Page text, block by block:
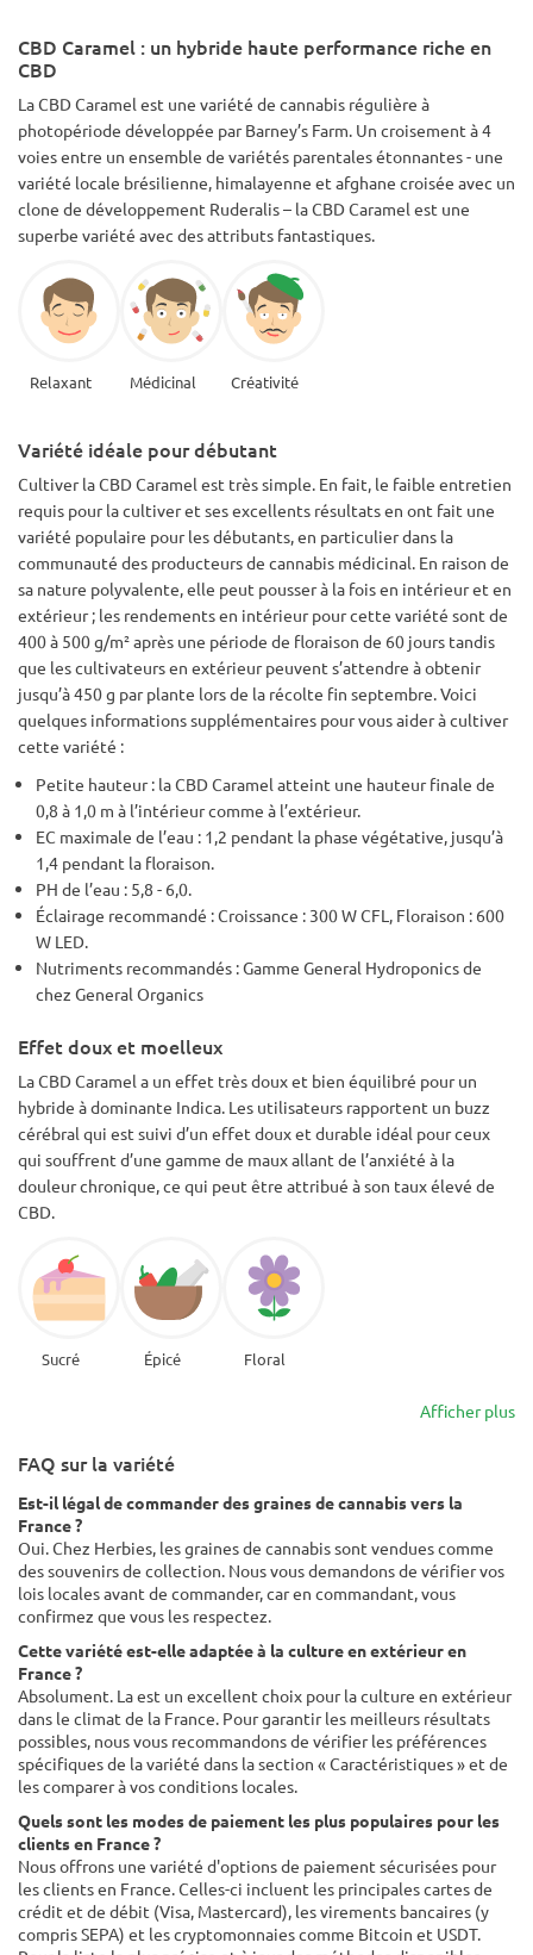
un peu de piquant/de terre. J'ai eu 45,54 oz de bourgeon
humide qui s'est transformé en 5,79 oz de fleur sèche.
motivante que Blue Shark, mais pas aussi sédative que
Critical Cure. Vous vous sentez détendu et réconforté dans
votre corps, cela a éliminé mon SJSR. Vous êtes aussi
contemplatif et nostalgique. Idéal pour la méditation. Je me
suis retrouvé à aspirer à un bain à remous pour m'asseoir et
contempler les étoiles, ou un bain chaud et un bon livre.
CBD Caramel : un hybride haute performance riche en
CBD
La CBD Caramel est une variété de cannabis régulière à
photopériode développée par Barney’s Farm. Un croisement à 4
voies entre un ensemble de variétés parentales étonnantes - une
variété locale brésilienne, himalayenne et afghane croisée avec un
clone de développement Ruderalis – la CBD Caramel est une
superbe variété avec des attributs fantastiques.
Relaxant Médicinal Créativité
Variété idéale pour débutant
Cultiver la CBD Caramel est très simple. En fait, le faible entretien
requis pour la cultiver et ses excellents résultats en ont fait une
variété populaire pour les débutants, en particulier dans la
communauté des producteurs de cannabis médicinal. En raison de
sa nature polyvalente, elle peut pousser à la fois en intérieur et en
extérieur ; les rendements en intérieur pour cette variété sont de
400 à 500 g/m² après une période de floraison de 60 jours tandis
que les cultivateurs en extérieur peuvent s’attendre à obtenir
jusqu’à 450 g par plante lors de la récolte fin septembre. Voici
quelques informations supplémentaires pour vous aider à cultiver
cette variété :
Petite hauteur : la CBD Caramel atteint une hauteur finale de
0,8 à 1,0 m à l’intérieur comme à l’extérieur.
EC maximale de l’eau : 1,2 pendant la phase végétative, jusqu’à
1,4 pendant la floraison.
PH de l’eau : 5,8 - 6,0.
Éclairage recommandé : Croissance : 300 W CFL, Floraison : 600
W LED.
Nutriments recommandés : Gamme General Hydroponics de
chez General Organics
Effet doux et moelleux
La CBD Caramel a un effet très doux et bien équilibré pour un
hybride à dominante Indica. Les utilisateurs rapportent un buzz
cérébral qui est suivi d’un effet doux et durable idéal pour ceux
qui souffrent d’une gamme de maux allant de l’anxiété à la
douleur chronique, ce qui peut être attribué à son taux élevé de
CBD.
Sucré Épicé Floral
Afficher plus
FAQ sur la variété
Est-il légal de commander des graines de cannabis vers la
France ?
Oui. Chez Herbies, les graines de cannabis sont vendues comme
des souvenirs de collection. Nous vous demandons de vérifier vos
lois locales avant de commander, car en commandant, vous
confirmez que vous les respectez.
Cette variété est-elle adaptée à la culture en extérieur en
France ?
Absolument. La est un excellent choix pour la culture en extérieur
dans le climat de la France. Pour garantir les meilleurs résultats
possibles, nous vous recommandons de vérifier les préférences
spécifiques de la variété dans la section « Caractéristiques » et de
les comparer à vos conditions locales.
Quels sont les modes de paiement les plus populaires pour les
clients en France ?
Nous offrons une variété d'options de paiement sécurisées pour
les clients en France. Celles-ci incluent les principales cartes de
crédit et de débit (Visa, Mastercard), les virements bancaires (y
compris SEPA) et les cryptomonnaies comme Bitcoin et USDT.